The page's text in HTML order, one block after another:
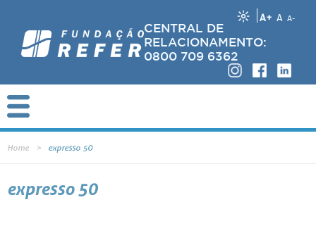
A+ A A-
CENTRAL DE
RELACIONAMENTO:
0800 709 6362
Home expresso 50
expresso 50